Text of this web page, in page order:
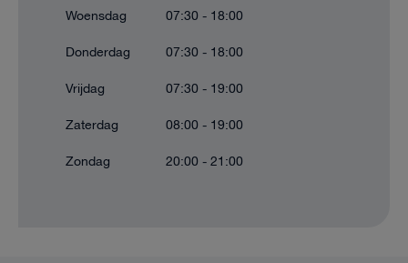
Woensdag
07:30 - 18:00
Donderdag
07:30 - 18:00
Vrijdag
07:30 - 19:00
Zaterdag
08:00 - 19:00
Zondag
20:00 - 21:00